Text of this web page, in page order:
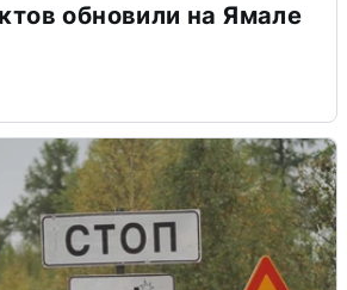
обновили на Ямале